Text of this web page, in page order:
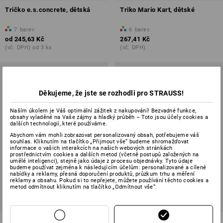
Tričko e.s.concrete, dětská
7 barev
od 245,63 Kč
(vč. DPH) od 3 ks
Triko Mario Kart, dětské
6 barev
267,41 Kč
(vč. DPH)
Tričko e.s.motion ten pure, Tričko e.s.iconic works, dětská
Děkujeme, že jste se rozhodli pro STRAUSS!
Naším úkolem je Váš optimální zážitek z nakupování! Bezvadné funkce,
obsahy vyladěné na Vaše zájmy a hladký průběh – Toto jsou účely cookies a
dalších technologií, které používáme.
Abychom vám mohli zobrazovat personalizovaný obsah, potřebujeme váš
souhlas. Kliknutím na tlačítko „Přijmout vše“ budeme shromažďovat
informace o vašich interakcích na našich webových stránkách
prostřednictvím cookies a dalších metod (včetně postupů založených na
umělé inteligenci), stejně jako údaje z procesu objednávky. Tyto údaje
budeme používat zejména k následujícím účelům: personalizované a cílené
nabídky a reklamy, přesná doporučení produktů, průzkum trhu a měření
reklamy a obsahu. Pokud si to nepřejete, můžete používání těchto cookies a
metod odmítnout kliknutím na tlačítko „Odmítnout vše“.